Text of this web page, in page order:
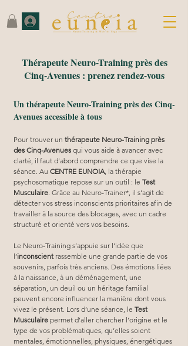
Thérapeute Neuro-Training près des
Cinq-Avenues : prenez rendez-vous
Un thérapeute Neuro-Training près des Cinq-
Avenues accessible à tous
Pour trouver un thérapeute Neuro-Training près
des Cinq-Avenues qui vous aide à avancer avec
clarté, il faut d’abord comprendre ce que vise la
séance. Au CENTRE EUNOIA, la thérapie
psychosomatique repose sur un outil : le Test
Musculaire . Grâce au Neuro-Trainer*, il s’agit de
détecter vos stress inconscients prioritaires afin de
travailler à la source des blocages, avec un cadre
structuré et orienté vers vos besoins.
Le Neuro-Training s’appuie sur l’idée que
l’inconscient rassemble une grande partie de vos
souvenirs, parfois très anciens. Des émotions liées
à la naissance, à un déménagement, une
séparation, un deuil ou un héritage familial
peuvent encore influencer la manière dont vous
vivez le présent. Lors d’une séance, le Test
Musculaire permet d’aller chercher l’origine et le
type de vos problématiques, qu’elles soient
mentales, émotionnelles, physiques, énergétiques